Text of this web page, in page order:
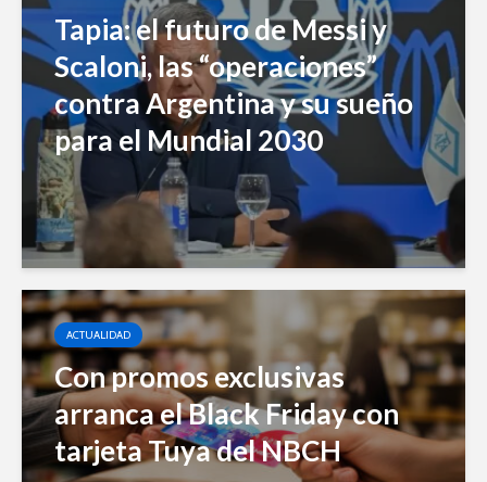
Tapia: el futuro de Messi y
Scaloni, las “operaciones”
contra Argentina y su sueño
para el Mundial 2030
ACTUALIDAD
Con promos exclusivas
arranca el Black Friday con
tarjeta Tuya del NBCH